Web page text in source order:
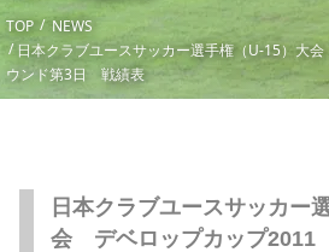
TOP
NEWS
日本クラブユースサッカー選手権（U-15）
ウンド第3日 戦績表
日本クラブユースサッカー
会 デベロップカップ2011